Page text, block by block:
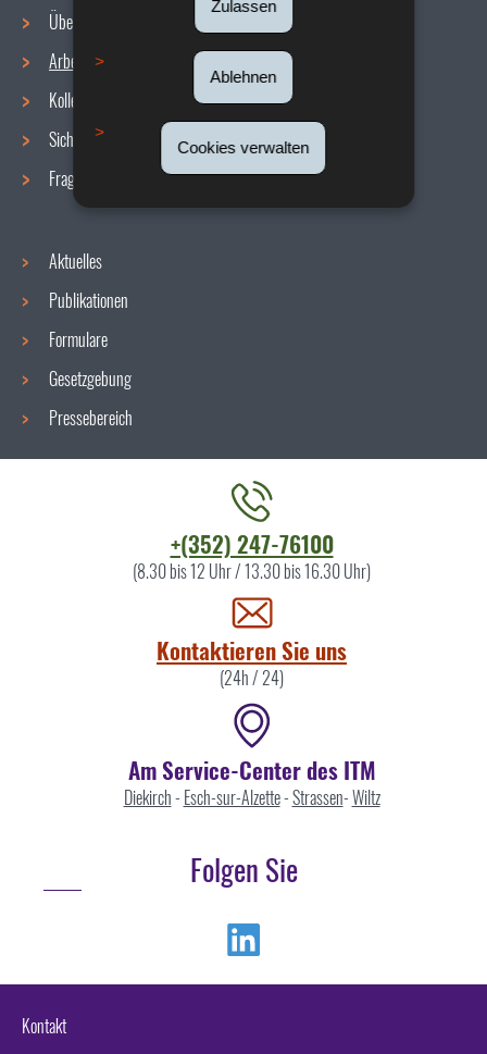
Zulassen
Ablehnen
Cookies verwalten
Navigationsmenü
Über uns
Arbeitsbedingungen
Kollektive Vereinbarungen
Sicherheit/Gesundheit am Arbeitsplatz
Fragen / Antworten
Aktuelles
Publikationen
Formulare
Gesetzgebung
Pressebereich
+(352) 247-76100
(8.30 bis 12 Uhr / 13.30 bis 16.30 Uhr)
Kontaktieren Sie uns
(24h / 24)
Am Service-Center des ITM
Diekirch- Esch-sur-Alzette-Strassen-Wiltz
Folgen Sie
Kontakt